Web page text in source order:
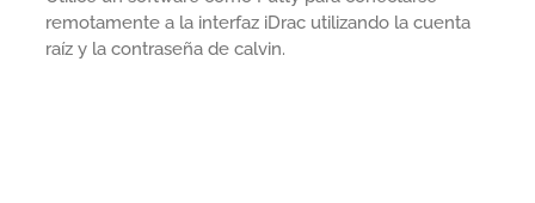
remotamente a la interfaz iDrac utilizando la cuenta
raíz y la contraseña de calvin.